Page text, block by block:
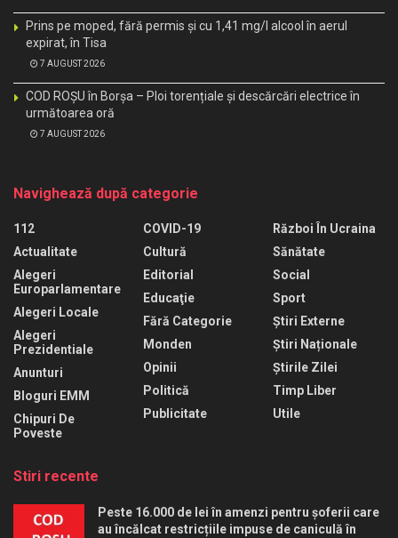
Prins pe moped, fără permis și cu 1,41 mg/l alcool în aerul
expirat, în Tisa
7 AUGUST 2026
COD ROȘU în Borșa – Ploi torențiale și descărcări electrice în
următoarea oră
7 AUGUST 2026
Navighează după categorie
112
Actualitate
Alegeri
Europarlamentare
Alegeri Locale
Alegeri
Prezidentiale
Anunturi
Bloguri EMM
Chipuri De
Poveste
COVID-19
Cultură
Editorial
Educaţie
Fără Categorie
Monden
Opinii
Politică
Publicitate
Război În Ucraina
Sănătate
Social
Sport
Știri Externe
Știri Naționale
Știrile Zilei
Timp Liber
Utile
Stiri recente
Peste 16.000 de lei în amenzi pentru șoferii care
au încălcat restricțiile impuse de caniculă în